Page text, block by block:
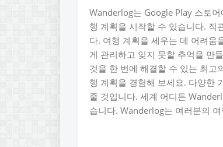
Wanderlog는 Google Play 스토
행 계획을 시작할 수 있습니다. 직
다. 여행 계획을 세우는 데 어려
게 관리하고 잊지 못할 추억을 만
것을 한 번에 해결할 수 있는 최고
행 계획을 경험해 보세요. 다양한
줄 것입니다. 세계 어디든
습니다. Wanderlog는 여러분의